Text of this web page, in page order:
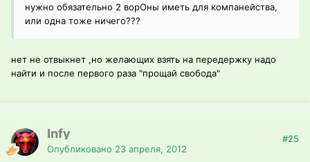
нужно обязательно 2 ворОны иметь для компанейства,
или одна тоже ничего???
нет не отвыкнет ,но желающих взять на передержку надо
найти и после первого раза "прощай свобода"
Infy
Опубликовано 23 апреля, 2012
#25